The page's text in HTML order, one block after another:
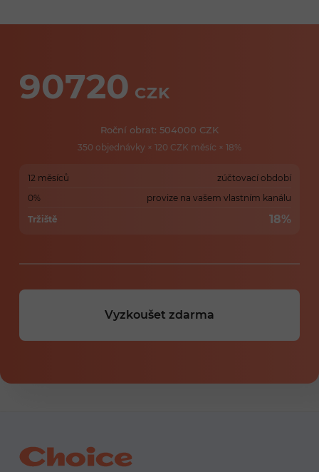
90720 CZK
Roční obrat: 504000 CZK
350 objednávky × 120 CZK měsíc × 18%
12 měsíců
zúčtovací období
0%
provize na vašem vlastním kanálu
Tržiště
18%
Vyzkoušet zdarma